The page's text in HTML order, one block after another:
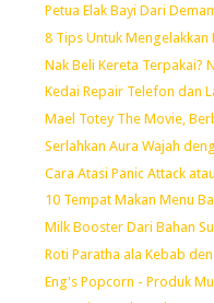
Petua Elak Bayi Dari
8 Tips Untuk Mengelakkan
Nak Beli Kereta Terpakai?
Kedai Repair Telefon dan
Mael Totey The Movie,
Serlahkan Aura Wajah
Cara Atasi Panic Attack
10 Tempat Makan Menu
Milk Booster Dari Bahan
Roti Paratha ala Kebab
Eng's Popcorn - Produk